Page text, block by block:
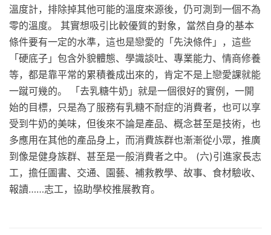
溫度計，排除掉其他可能的溫度來源後，仍可測到一個不為
零的溫度。 其實想吸引比較優質的對象，當然自身的基本
條件要有一定的水準，這也是戀愛的「先決條件」，這些
「硬底子」包含外貌體態、學識談吐、專業能力、情商修養
等，都是靠平常的累積養成出來的，肯定不是上戀愛課就能
一蹴可幾的。 「去乳糖牛奶」就是一個很好的實例，一開
始的目標，只是為了服務有乳糖不耐症的消費者，也可以享
受到牛奶的美味，但後來不論是產品、概念甚至是技術，也
多應用在其他的產品身上，而消費族群也漸漸從小眾，推廣
到像是健身族群、甚至是一般消費者之中。 (六)引進家長志
工，擔任圖書、交通、園藝、補救教學、故事、食材驗收、
報讀……志工，協助學校推展教育。